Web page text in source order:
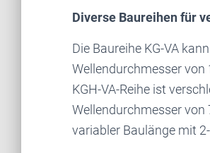
Diverse Baureihen für
Die Baureihe KG-VA
Wellendurchmesser
KGH-VA-Reihe ist
Wellendurchmesser
variabler Baulänge mit